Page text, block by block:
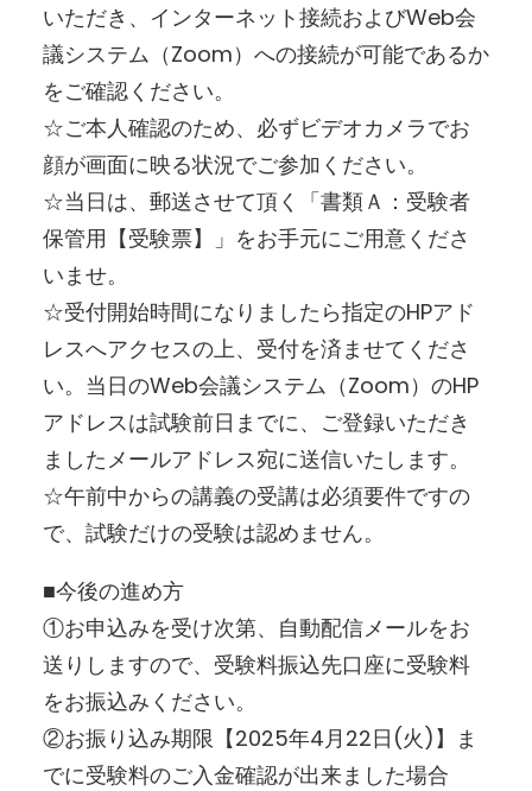
いただき、インターネット接続およびWeb会
議システム（Zoom）への接続が可能であるか
をご確認ください。
☆ご本人確認のため、必ずビデオカメラでお
顔が画面に映る状況でご参加ください。
☆当日は、郵送させて頂く「書類Ａ：受験者
保管用【受験票】」をお手元にご用意くださ
いませ。
☆受付開始時間になりましたら指定のHPアド
レスへアクセスの上、受付を済ませてくださ
い。当日のWeb会議システム（Zoom）のHP
アドレスは試験前日までに、ご登録いただき
ましたメールアドレス宛に送信いたします。
☆午前中からの講義の受講は必須要件ですの
で、試験だけの受験は認めません。
■今後の進め方
①お申込みを受け次第、自動配信メールをお
送りしますので、受験料振込先口座に受験料
をお振込みください。
②お振り込み期限【2025年4月22日(火)】ま
でに受験料のご入金確認が出来ました場合